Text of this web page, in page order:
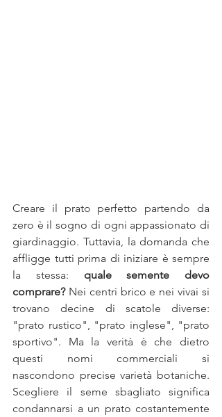
Creare il prato perfetto partendo da
zero è il sogno di ogni appassionato di
giardinaggio. Tuttavia, la domanda che
affligge tutti prima di iniziare è sempre
la stessa: quale semente devo
comprare? Nei centri brico e nei vivai si
trovano decine di scatole diverse:
"prato rustico", "prato inglese", "prato
sportivo". Ma la verità è che dietro
questi nomi commerciali si
nascondono precise varietà botaniche.
Scegliere il seme sbagliato significa
condannarsi a un prato costantemente